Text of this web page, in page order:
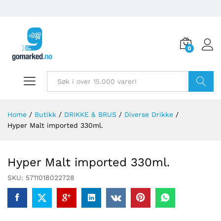
0
Home / Butikk / DRIKKE & BRUS / Diverse Drikke /
Hyper Malt imported 330ml.
Hyper Malt imported 330ml.
SKU: 5711018022728